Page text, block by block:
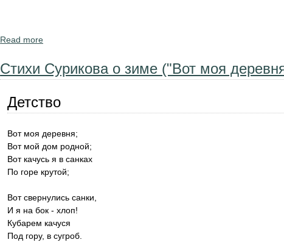
Read more
Стихи Сурикова о зиме ("Вот моя
Детство
Вот моя деревня;
Вот мой дом родной;
Вот качусь я в санках
По горе крутой;
Вот свернулись санки,
И я на бок - хлоп!
Кубарем качуся
Под гору, в сугроб.